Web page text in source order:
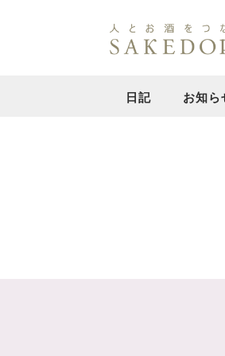
日記 お知ら